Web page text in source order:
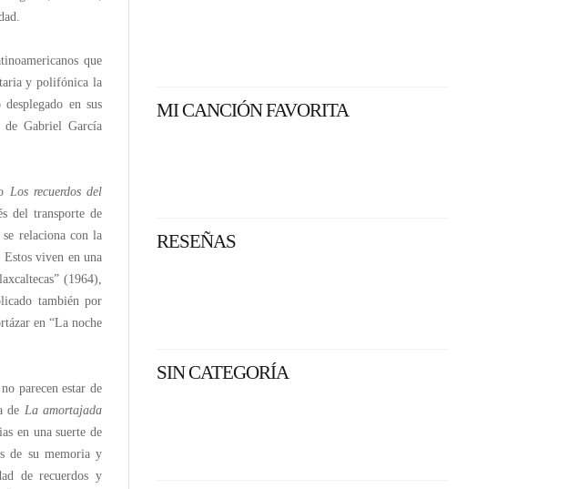
que
y polifónica la
en sus
Gabriel García
Los recuerdos del
del transporte de
relaciona con la
Estos viven en una
(1964),
también por
en “La noche
parecen estar de
de La amortajada
en una suerte de
de su memoria y
de recuerdos y
MI CANCIÓN FAVORITA
RESEÑAS
SIN CATEGORÍA